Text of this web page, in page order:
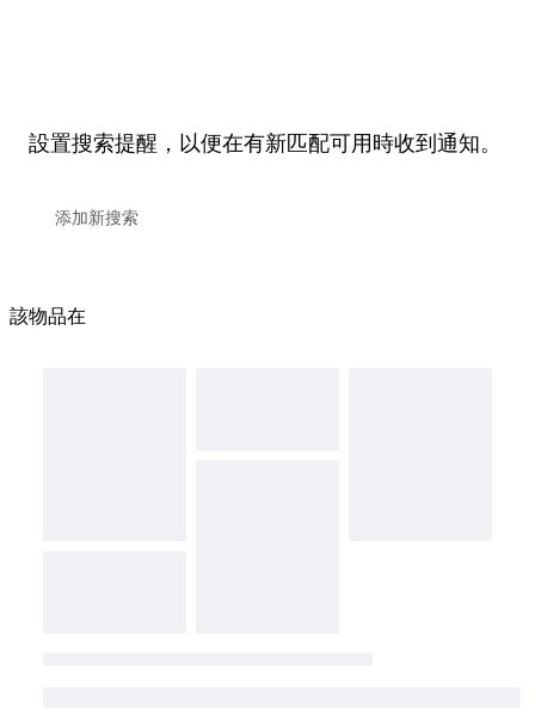
設置搜索提醒，以便在有新匹配可用時收到通知。
該物品在